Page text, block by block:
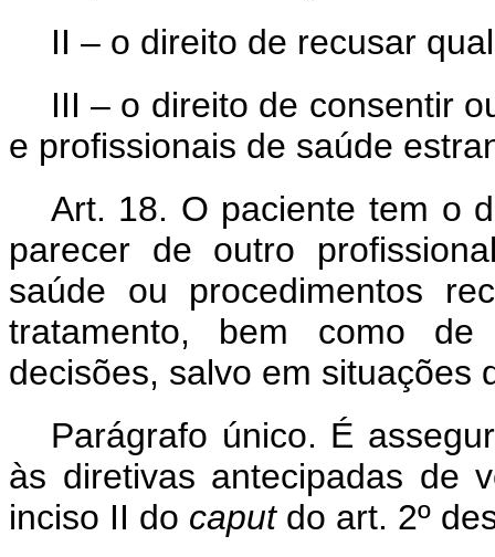
II – o direito de recusar
III – o direito de consentir
e profissionais de saúde
Art. 18. O paciente tem o
parecer de outro
saúde ou procedimentos
tratamento, bem como
decisões, salvo em situações
Parágrafo único. É
às diretivas antecipadas de
inciso II do caputdo art. 2º